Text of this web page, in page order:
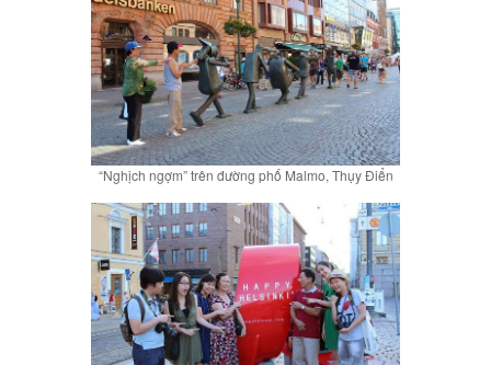
“Nghịch ngợm” trên đường phố Malmo, Thụy Điển